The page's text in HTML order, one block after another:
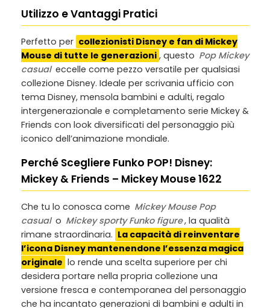
Utilizzo e Vantaggi Pratici
Perfetto per collezionisti Disney e fan di Mickey
Mouse di tutte le generazioni , questo Pop Mickey
casual eccelle come pezzo versatile per qualsiasi
collezione Disney. Ideale per scrivania ufficio con
tema Disney, mensola bambini e adulti, regalo
intergenerazionale e completamento serie Mickey &
Friends con look diversificati del personaggio più
iconico dell’animazione mondiale.
Perché Scegliere Funko POP! Disney:
Mickey & Friends – Mickey Mouse 1622
Che tu lo conosca come Mickey Mouse Pop
casual o Mickey sporty Funko figure, la qualità
rimane straordinaria. La capacità di reinventare
l’icona Disney mantenendone l’essenza magica
originale lo rende una scelta superiore per chi
desidera portare nella propria collezione una
versione fresca e contemporanea del personaggio
che ha incantato generazioni di bambini e adulti in